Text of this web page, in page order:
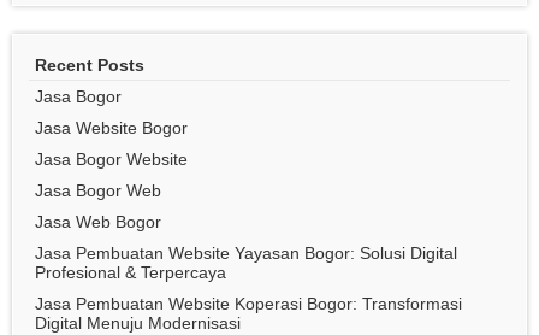
Recent Posts
Jasa Bogor
Jasa Website Bogor
Jasa Bogor Website
Jasa Bogor Web
Jasa Web Bogor
Jasa Pembuatan Website Yayasan Bogor: Solusi Digital
Profesional & Terpercaya
Jasa Pembuatan Website Koperasi Bogor: Transformasi
Digital Menuju Modernisasi